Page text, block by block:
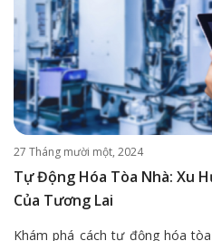
27 Tháng mười một, 2024
Tự Động Hóa Tòa Nhà: Xu
Của Tương Lai
Khám phá cách tự động hóa